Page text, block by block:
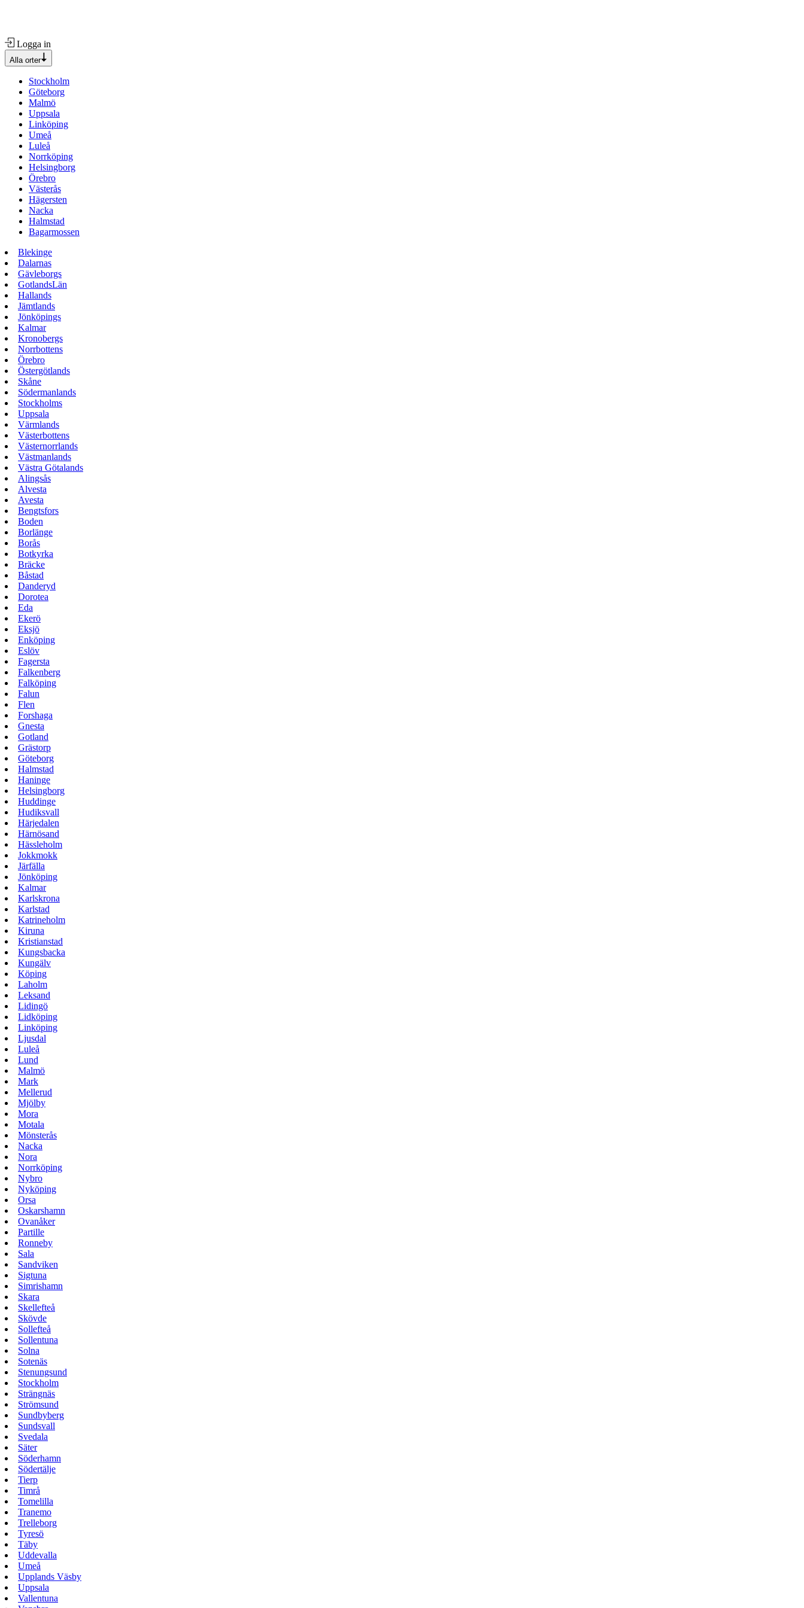
Logga in
Alla orter
Stockholm
Göteborg
Malmö
Uppsala
Linköping
Umeå
Luleå
Norrköping
Helsingborg
Örebro
Västerås
Hägersten
Nacka
Halmstad
Bagarmossen
Blekinge
Dalarnas
Gävleborgs
GotlandsLän
Hallands
Jämtlands
Jönköpings
Kalmar
Kronobergs
Norrbottens
Örebro
Östergötlands
Skåne
Södermanlands
Stockholms
Uppsala
Värmlands
Västerbottens
Västernorrlands
Västmanlands
Västra Götalands
Alingsås
Alvesta
Avesta
Bengtsfors
Boden
Borlänge
Borås
Botkyrka
Bräcke
Båstad
Danderyd
Dorotea
Eda
Ekerö
Eksjö
Enköping
Eslöv
Fagersta
Falkenberg
Falköping
Falun
Flen
Forshaga
Gnesta
Gotland
Grästorp
Göteborg
Halmstad
Haninge
Helsingborg
Huddinge
Hudiksvall
Härjedalen
Härnösand
Hässleholm
Jokkmokk
Järfälla
Jönköping
Kalmar
Karlskrona
Karlstad
Katrineholm
Kiruna
Kristianstad
Kungsbacka
Kungälv
Köping
Laholm
Leksand
Lidingö
Lidköping
Linköping
Ljusdal
Luleå
Lund
Malmö
Mark
Mellerud
Mjölby
Mora
Motala
Mönsterås
Nacka
Nora
Norrköping
Nybro
Nyköping
Orsa
Oskarshamn
Ovanåker
Partille
Ronneby
Sala
Sandviken
Sigtuna
Simrishamn
Skara
Skellefteå
Skövde
Sollefteå
Sollentuna
Solna
Sotenäs
Stenungsund
Stockholm
Strängnäs
Strömsund
Sundbyberg
Sundsvall
Svedala
Säter
Söderhamn
Södertälje
Tierp
Timrå
Tomelilla
Tranemo
Trelleborg
Tyresö
Täby
Uddevalla
Umeå
Upplands Väsby
Uppsala
Vallentuna